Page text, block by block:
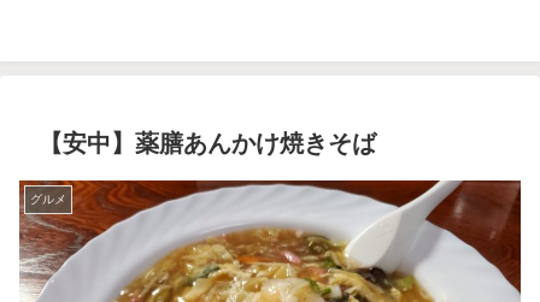
【安中】薬膳あんかけ焼きそば
グルメ